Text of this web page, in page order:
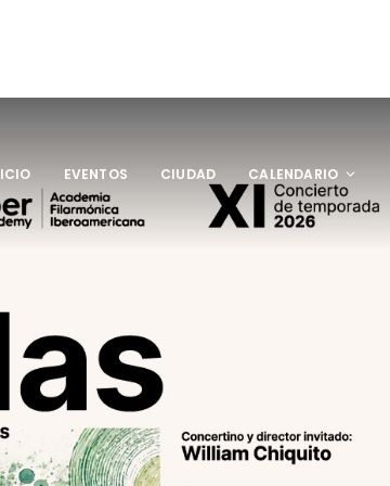
EVENTOS CIUDAD CALENDARIO